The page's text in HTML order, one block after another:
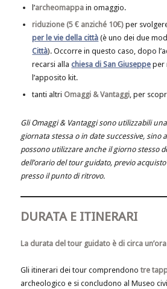
l’archeomappa in omaggio.
riduzione (5 € anziché 10€) per
per le vie della città (è uno dei due
Città). Occorre in questo caso, dopo
recarsi allachiesa di San Giuseppe per
l’apposito kit.
tanti altri Omaggi & Vantaggi, per
Gli Omaggi & Vantaggi sono utilizzabili
giornata stessa o in date successive, sino
possono utilizzare anche il giorno stesso
dell’orario del tour guidato, previo
presso il punto di ritrovo.
DURATA E ITINERARI
La durata del tour guidato è di circa
Gli itinerari dei tour comprendono tre
archeologico e si concludono al Museo